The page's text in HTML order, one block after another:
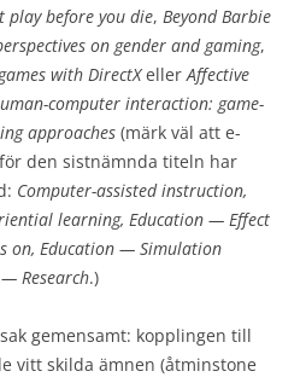
play before you die, Beyond Barbie
on gender and gaming,
with DirectXellerAffective
computer interaction: game-
approaches (märk väl att e-
den sistnämnda titeln har
Computer-assisted instruction,
learning, Education — Effect
on, Education — Simulation
Research.)
gemensamt: kopplingen till
vitt skilda ämnen (åtminstone